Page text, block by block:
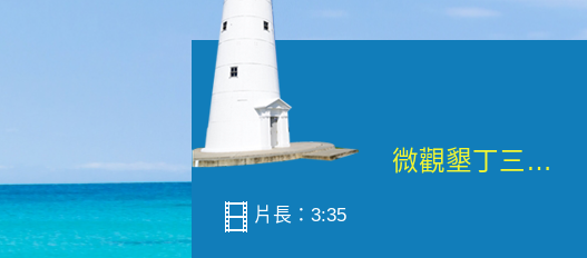
微觀墾丁三部曲 重生....
片長：3:35